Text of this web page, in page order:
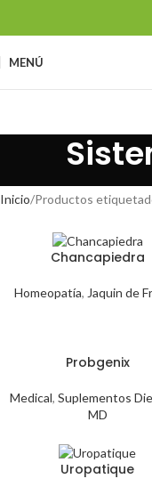
MENÚ
Inicio Productos
Chancapiedra
Homeopatía, Jaquin de
Probgenix
Medical, Suplementos
MD
Uropatique